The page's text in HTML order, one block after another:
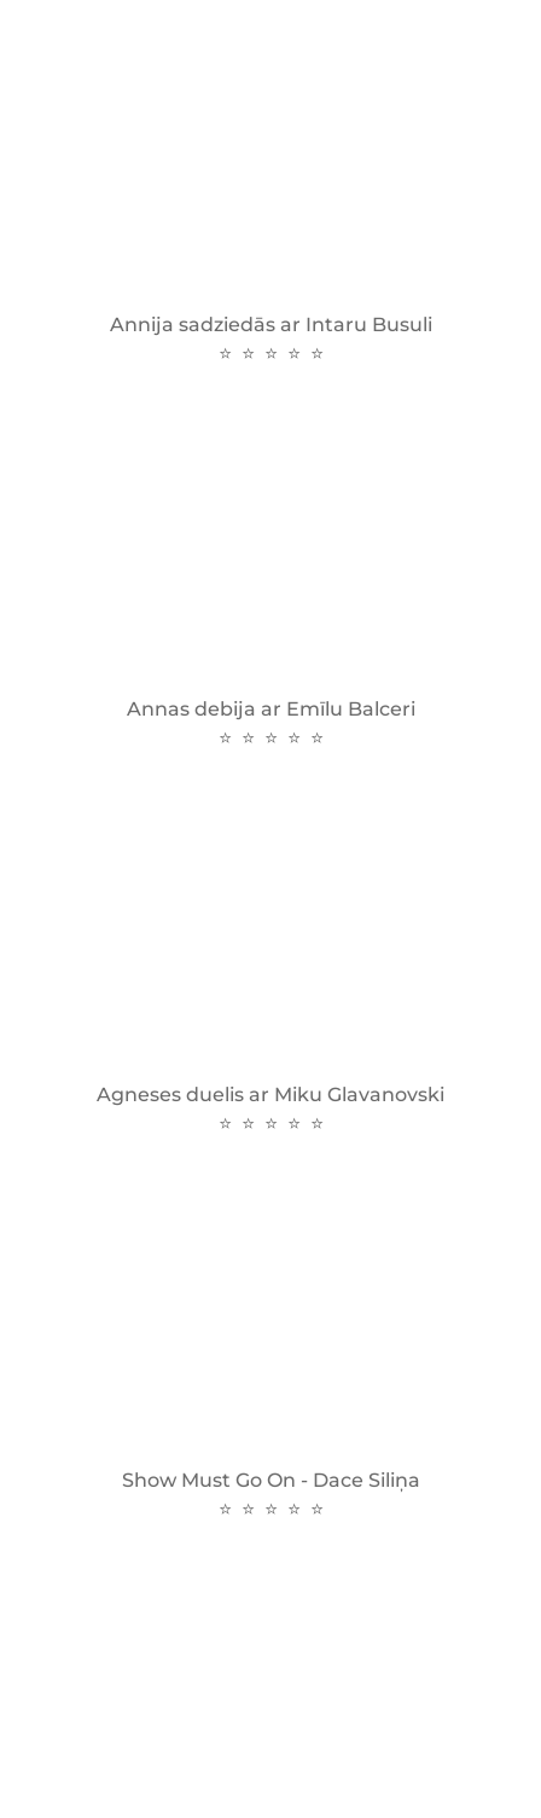
Annija sadziedās ar Intaru Busuli
⭐ ⭐ ⭐ ⭐ ⭐
Annas debija ar Emīlu Balceri
⭐ ⭐ ⭐ ⭐ ⭐
Agneses duelis ar Miku Glavanovski
⭐ ⭐ ⭐ ⭐ ⭐
Show Must Go On - Dace Siliņa
⭐ ⭐ ⭐ ⭐ ⭐